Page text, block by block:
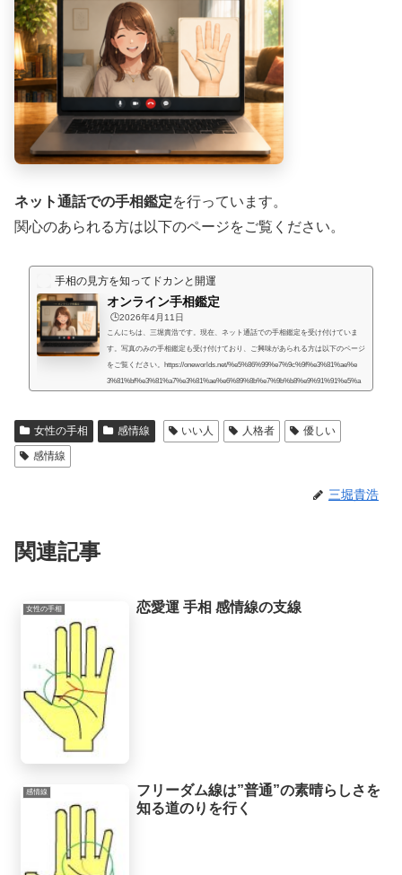
ネット通話での手相鑑定を行っています。
関心のあられる方は以下のページをご覧ください。
手相の見方を知ってドカンと開運
オンライン手相鑑定
🕒️2026年4月11日
こんにちは、三堀貴浩です。現在、ネット通話での手相鑑定を受け付けていま
す。写真のみの手相鑑定も受け付けており、ご興味があられる方は以下のページ
をご覧ください。https://oneworlds.net/%e5%86%99%e7%9c%9f%e3%81%ae%e
3%81%bf%e3%81%a7%e3%81%ae%e6%89%8b%e7%9b%b8%e9%91%91%e5%a
識や人生を取り巻く法則を教えてもらったときに、人生で起こることには、想像
女性の手相 感情線 いい人 人格者
優しい
感情線
三堀貴浩
関連記事
女性の手相 恋愛運 手相 感情線の支線
感情線
フリーダム線は”普通”の素晴らしさを
知る道のりを行く